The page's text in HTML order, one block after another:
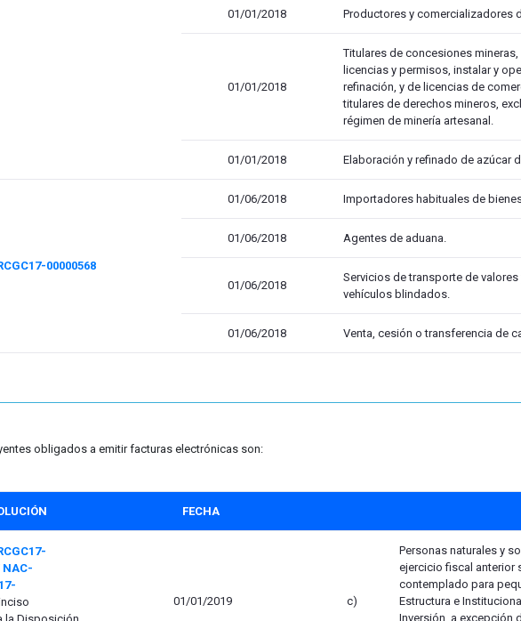
01/01/2018 Productores y comercializadores
01/01/2018
Titulares de concesiones
licencias y permisos, instalar y
refinación, y de licencias de
titulares de derechos mineros,
régimen de minería artesanal.
01/01/2018 Elaboración y refinado de azúcar
00000568
01/06/2018 Importadores habituales de
01/06/2018 Agentes de aduana.
01/06/2018
Servicios de transporte de
vehículos blindados.
01/06/2018 Venta, cesión o transferencia de
obligados a emitir facturas electrónicas son:
FECHA
NAC-
01/01/2019 c)
Personas naturales y
ejercicio fiscal anterior
contemplado para
Estructura e
Inversión, a excepción